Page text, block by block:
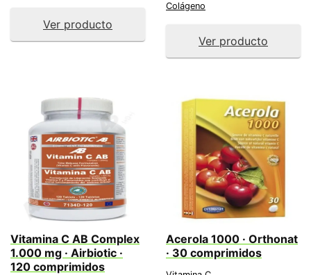
Ver producto
Colágeno
Ver producto
Vitamina C AB Complex
1.000 mg · Airbiotic ·
120 comprimidos
Acerola 1000 · Orthonat
· 30 comprimidos